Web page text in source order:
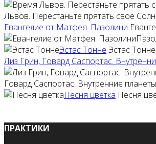
Львов. Перестаньте прятать своё
Евангелие от Матфея. Пазолини
Эстас Тонне Эстас Тонне
Лиз Грин, Говард Саспортас.
Говард Саспортас. Внутренние планеты
Песня цветка Песня
ПРАКТИКИ